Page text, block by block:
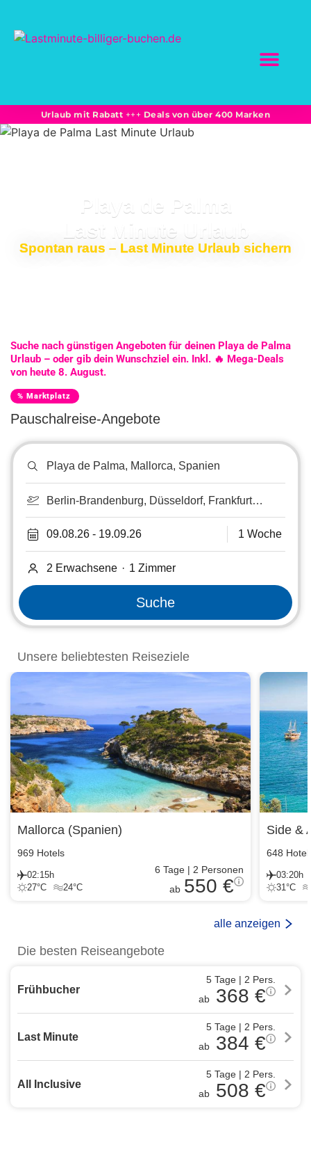
Urlaub mit Rabatt +++ Deals von über 400 Marken
Playa de Palma
Last Minute Urlaub
Spontan raus – Last Minute Urlaub sichern
Suche nach günstigen Angeboten für deinen Playa de Palma
Urlaub – oder gib dein Wunschziel ein. Inkl. 🔥 Mega-Deals
von heute 8. August.
% Marktplatz